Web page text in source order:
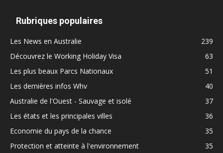
Rubriques populaires
Les News en Australie
239
Découvrez le Working Holiday Visa
63
Les plus beaux Parcs Nationaux
51
Les dernières infos Whv
40
Australie de l'Ouest - Sauvage et isolé
37
Les états et les principales villes
36
Economie du pays de la chance
35
Protection et atteinte à l'environnement
35